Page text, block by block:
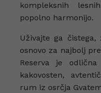
kompleksnih
popolno harmonijo.
Uživajte ga
osnovo za najbolj
Reserva je
kakovosten,
rum iz osrčja